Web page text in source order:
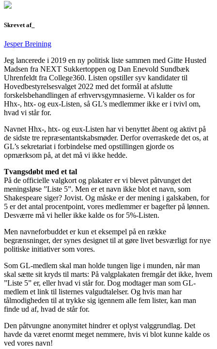
Skrevet af_
Jesper Breining
Jeg lancerede i 2019 en ny politisk liste sammen med Gitte Husted
Madsen fra NEXT Sukkertoppen og Dan Enevold Sundbæk
Uhrenfeldt fra College360. Listen opstiller syv kandidater til
Hovedbestyrelsesvalget 2022 med det formål at afslutte
forskelsbehandlingen af erhvervsgymnasierne. Vi kalder os for
Hhx-, htx- og eux-Listen, så GL’s medlemmer ikke er i tvivl om,
hvad vi står for.
Navnet Hhx-, htx- og eux-Listen har vi benyttet åbent og aktivt på
de sidste tre repræsentantskabsmøder. Derfor overraskede det os, at
GL’s sekretariat i forbindelse med opstillingen gjorde os
opmærksom på, at det må vi ikke hedde.
Tvangsdøbt med et tal
På de officielle valgkort og plakater er vi blevet påtvunget det
meningsløse ”Liste 5”. Men er et navn ikke blot et navn, som
Shakespeare siger? Jovist. Og måske er der mening i galskaben, for
5 er det antal procentpoint, vores medlemmer er bagefter på lønnen.
Desværre må vi heller ikke kalde os for 5%-Listen.
Men navneforbuddet er kun et eksempel på en række
begrænsninger, der synes designet til at gøre livet besværligt for nye
politiske initiativer som vores.
Som GL-medlem skal man holde tungen lige i munden, når man
skal sætte sit kryds til marts: På valgplakaten fremgår det ikke, hvem
”Liste 5” er, eller hvad vi står for. Dog modtager man som GL-
medlem et link til listernes valgudtalelser. Og hvis man har
tålmodigheden til at trykke sig igennem alle fem lister, kan man
finde ud af, hvad de står for.
Den påtvungne anonymitet hindrer et oplyst valggrundlag. Det
havde da været enormt meget nemmere, hvis vi blot kunne kalde os
ved vores navn!